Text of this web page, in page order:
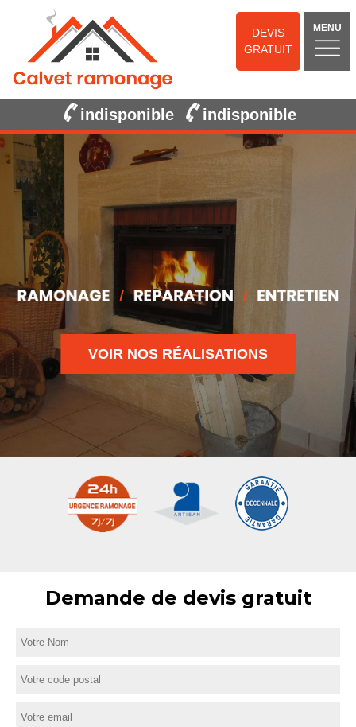
DEVIS
GRATUIT
MENU
indisponible indisponible
VOIR NOS RÉALISATIONS
Demande de devis gratuit